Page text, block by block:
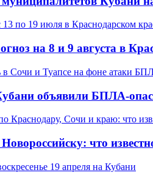
на 8 и 9 августа в
объявили БПЛА-
что